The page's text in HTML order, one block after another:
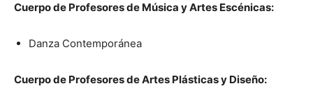
Cuerpo de Profesores de Música y Artes Escénicas:
Danza Contemporánea
Cuerpo de Profesores de Artes Plásticas y Diseño: